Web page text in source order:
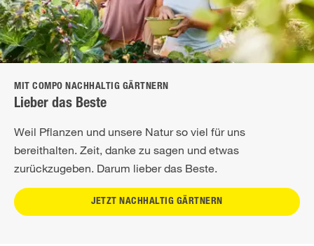
MIT COMPO NACHHALTIG GÄRTNERN
Lieber das Beste
Weil Pflanzen und unsere Natur so viel für uns
bereithalten. Zeit, danke zu sagen und etwas
zurückzugeben. Darum lieber das Beste.
JETZT NACHHALTIG GÄRTNERN